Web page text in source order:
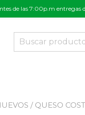
Buscar
por:
/ QUESO
de las 7:00p.m entregas